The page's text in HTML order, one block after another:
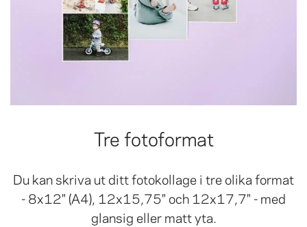
Tre fotoformat
Du kan skriva ut ditt fotokollage i tre olika format
- 8x12" (A4), 12x15,75" och 12x17,7" - med
glansig eller matt yta.